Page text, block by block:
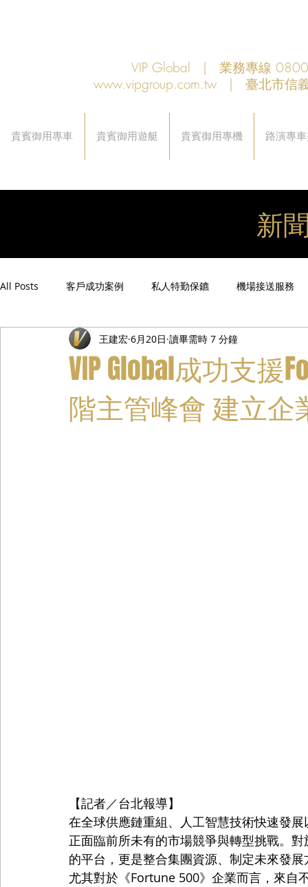
VIP Global | 業務專線
www.vipgroup.com.tw | 臺北市信
貴賓御用專車 貴賓御用遊艇 貴賓御用專機 路演專
新
All Posts 客戶成功案例 私人特勤保鑣 機場接送服務
禮遇通關服務 主管專業司機 活動禮賓接待
VIP Global成功支援
階主管峰會 建立
王建宏 6月20日 讀畢需時 7 分鐘
【記者／台北報導】
在全球供應鏈重組、人工智慧技術快速發
正面臨前所未有的市場競爭與轉型挑戰。
的平台，更是整合集團資源、制定未來發
尤其對於《Fortune 500》企業而言，來自